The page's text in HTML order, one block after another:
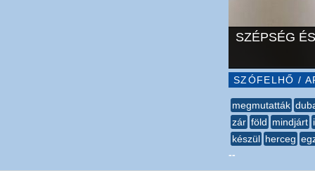
SZÉPSÉG
SZÓFELHŐ /
megmutatták
zár föld mindjárt
készül herceg
--